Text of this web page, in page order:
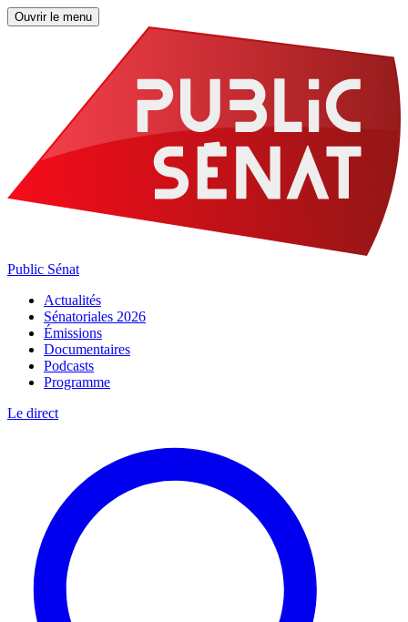
Ouvrir le menu
Public Sénat
Actualités
Sénatoriales 2026
Émissions
Documentaires
Podcasts
Programme
Le direct